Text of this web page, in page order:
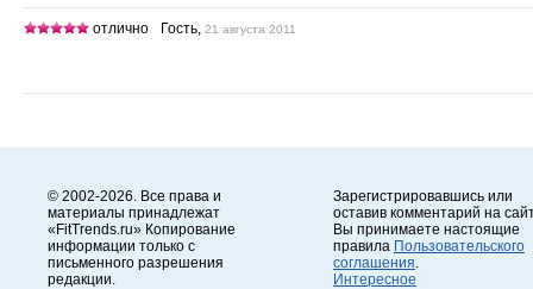
отлично Гость, 21 августа 2011
© 2002-2026. Все права и
материалы принадлежат
«FitTrends.ru» Копирование
информации только с
письменного разрешения
редакции.
Зарегистрировавшись или
оставив комментарий на
Вы принимаете настоящие
правила Пользовательского
соглашения
Интересное